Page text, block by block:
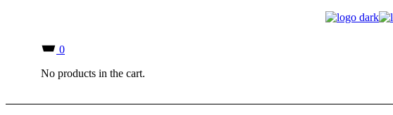
0
No products in the cart.